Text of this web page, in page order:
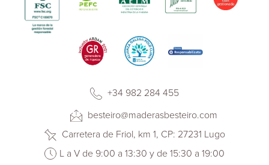
+34 982 284 455
besteiro@maderasbesteiro.com
Carretera de Friol, km 1, CP: 27231 Lugo
L a V de 9:00 a 13:30 y de 15:30 a 19:00